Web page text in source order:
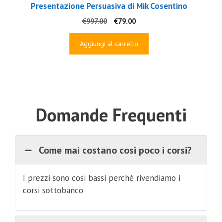
Presentazione Persuasiva di Mik Cosentino
€997.00
Il
originale
€79.00Il
attuale
Aggiungi al carrello
Domande Frequenti
Come mai costano cosi poco i corsi?
I prezzi sono cosi bassi perchè rivendiamo i
corsi sottobanco